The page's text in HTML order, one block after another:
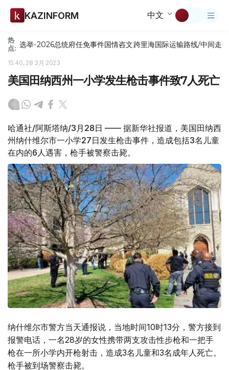
KAZINFORM 中文
热
点: 选举-2026总统府任免事件国情咨文跨里海国际运输路线/中间走廊
15:40, 28 3月 2023
美国田纳西州一小学发生枪击事件致7人死亡
哈通社/阿斯塔纳/3月28日 —— 据新华社报道，美国田纳西
州纳什维尔市一小学27日发生枪击事件，造成包括3名儿童
在内的6人遇害，枪手被警察击毙。
纳什维尔市警方当天通报说，当地时间10时13分，警方接到
报警电话，一名28岁的女性携带两支攻击性步枪和一把手
枪在一所小学内开枪射击，造成3名儿童和3名成年人死亡。
枪手被到场警察击毙。